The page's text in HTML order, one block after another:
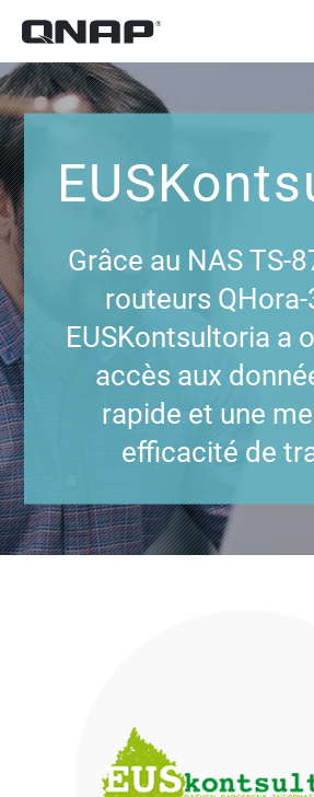
Grâce au NAS TS-
routeurs QHora-
EUSKontsultoria a
accès aux
rapide et une
efficacité de